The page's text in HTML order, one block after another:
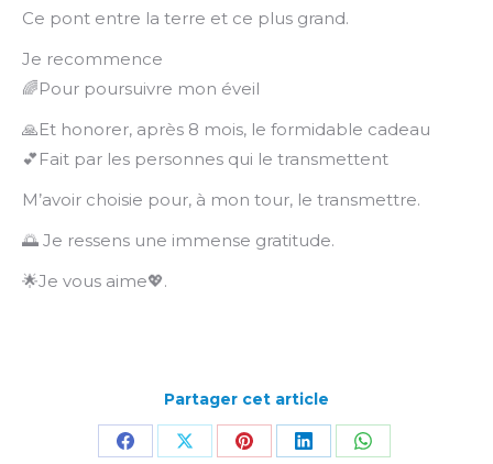
Ce pont entre la terre et ce plus grand.
Je recommence
🌈Pour poursuivre mon éveil
🙏Et honorer, après 8 mois, le formidable cadeau
💕Fait par les personnes qui le transmettent
M’avoir choisie pour, à mon tour, le transmettre.
🌅 Je ressens une immense gratitude.
🌟Je vous aime💖.
Partager cet article
PartagerPartagerPartagerPartagerPartager